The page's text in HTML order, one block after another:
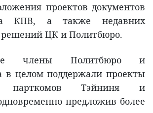
проектов документов
КПВ, а также недавних
ЦК и Политбюро.
члены Политбюро и
в целом поддержали проекты
парткомов Тэйниня и
предложив более